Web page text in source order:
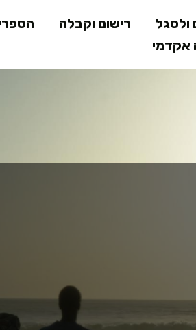
לתוכן
המרכזי
ולסגל רישום וקבלה
אקדמי